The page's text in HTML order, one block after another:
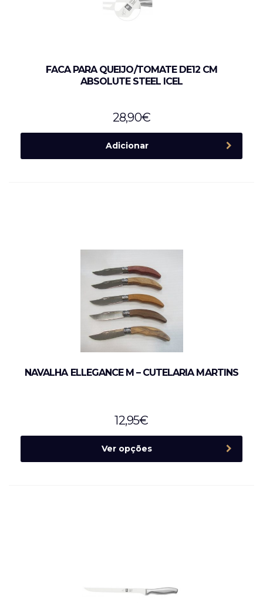
FACA PARA QUEIJO/TOMATE DE12 CM
ABSOLUTE STEEL ICEL
28,90€
Adicionar
NAVALHA ELLEGANCE M – CUTELARIA MARTINS
12,95€
Ver opções